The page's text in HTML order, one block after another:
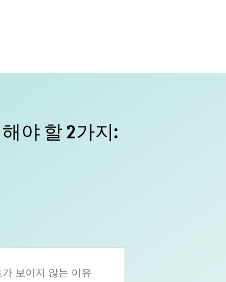
야 할 2가지:
보이지 않는 이유